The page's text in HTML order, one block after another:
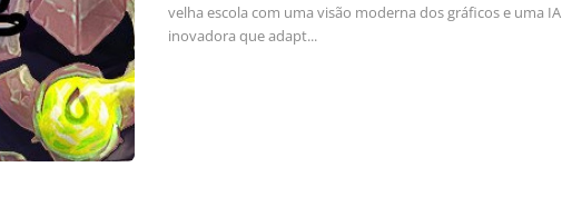
velha escola com uma visão moderna dos gráficos e uma IA
inovadora que adapt...